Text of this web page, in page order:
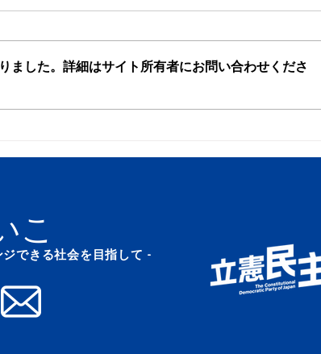
産業
ました。詳細はサイト所有者にお問い合わせくださ
こ
できる社会を目指して -